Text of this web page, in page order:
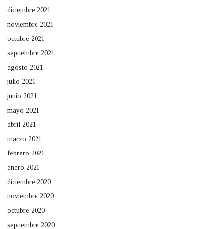
diciembre 2021
noviembre 2021
octubre 2021
septiembre 2021
agosto 2021
julio 2021
junio 2021
mayo 2021
abril 2021
marzo 2021
febrero 2021
enero 2021
diciembre 2020
noviembre 2020
octubre 2020
septiembre 2020